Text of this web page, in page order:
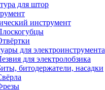
для штор
инструмент
для электроинструмента
для электролобзика
битодержатели, насадки